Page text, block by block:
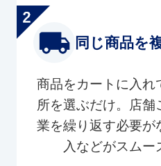
同じ商品を
商品をカートに入れ
所を選ぶだけ。店
業を繰り返す必要が
入などがスムー